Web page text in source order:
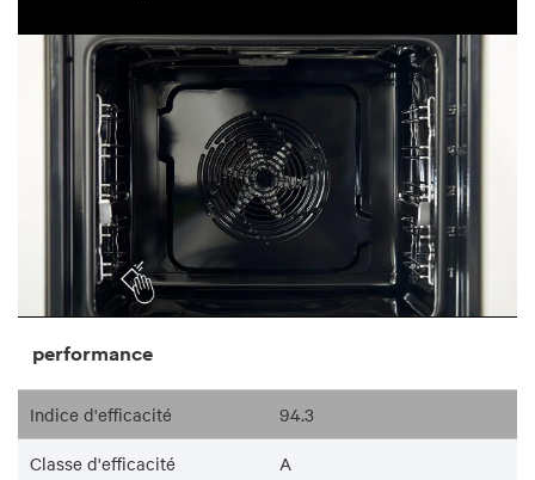
performance
Indice d'efficacité 94.3
Classe d'efficacité A